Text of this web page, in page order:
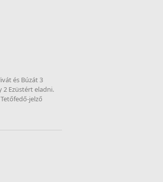
és Búzát 3
2 Ezüstért eladni.
jelző